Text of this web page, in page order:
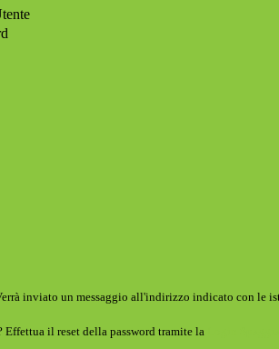
inviato un messaggio all'indirizzo indicato con le
Effettua il reset della password tramite la